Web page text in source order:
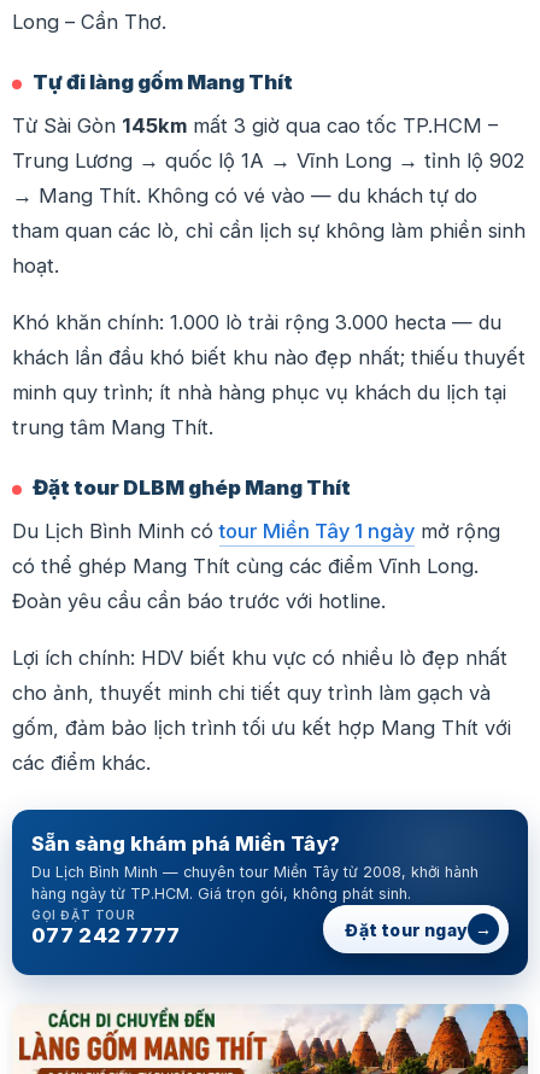
Long – Cần Thơ.
Tự đi làng gốm Mang Thít
Từ Sài Gòn 145km mất 3 giờ qua cao tốc TP.HCM –
Trung Lương → quốc lộ 1A → Vĩnh Long → tỉnh lộ 902
→ Mang Thít. Không có vé vào — du khách tự do
tham quan các lò, chỉ cần lịch sự không làm phiền sinh
hoạt.
Khó khăn chính: 1.000 lò trải rộng 3.000 hecta — du
khách lần đầu khó biết khu nào đẹp nhất; thiếu thuyết
minh quy trình; ít nhà hàng phục vụ khách du lịch tại
trung tâm Mang Thít.
Đặt tour DLBM ghép Mang Thít
Du Lịch Bình Minh cótour Miền Tây 1 ngày mở rộng
có thể ghép Mang Thít cùng các điểm Vĩnh Long.
Đoàn yêu cầu cần báo trước với hotline.
Lợi ích chính: HDV biết khu vực có nhiều lò đẹp nhất
cho ảnh, thuyết minh chi tiết quy trình làm gạch và
gốm, đảm bảo lịch trình tối ưu kết hợp Mang Thít với
các điểm khác.
Sẵn sàng khám phá Miền Tây?
Du Lịch Bình Minh — chuyên tour Miền Tây từ 2008, khởi hành
hàng ngày từ TP.HCM. Giá trọn gói, không phát sinh.
GỌI ĐẶT TOUR
077 242 7777 Đặt tour ngay →